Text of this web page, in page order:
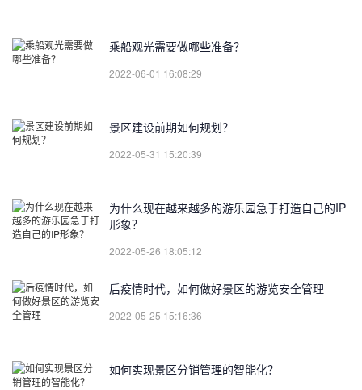
乘船观光需要做哪些准备？
2022-06-01 16:08:29
景区建设前期如何规划？
2022-05-31 15:20:39
为什么现在越来越多的游乐园急于打造自己的IP
形象？
2022-05-26 18:05:12
后疫情时代，如何做好景区的游览安全管理
2022-05-25 15:16:36
如何实现景区分销管理的智能化？